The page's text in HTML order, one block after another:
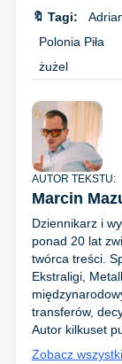
🔖 Tagi:
Polonia Piła
żużel
AUTOR TEKSTU:
Marcin
Dziennikarz i
ponad 20 lat
twórca treści.
Ekstraligi,
transferów,
Autor kilkuset
Zobacz